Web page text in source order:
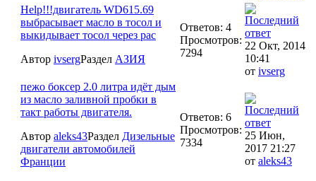
Help!!!двигатель WD615.69
выбрасывает масло в тосол и
выкидывает тосол через рас
Автор ivsergРаздел АЗИЯ
Ответов: 4
Просмотров:
7294
22 Окт, 2014
10:41
от ivserg
пежо боксер 2.0 литра идёт дым
из масло заливной пробки в
такт работы двигателя.
Автор aleks43Раздел Дизельные
двигатели автомобилей
Франции
Ответов: 6
Просмотров:
7334
25 Июн,
2017 21:27
от aleks43